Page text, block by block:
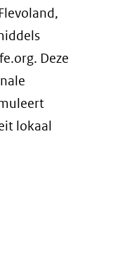
Deze
lokaal